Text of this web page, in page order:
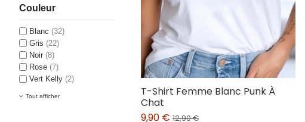
T-Shirt Femme Blanc Punk À
Chat
9,90 € 12,90 €
Couleur
Blanc (32)
Gris (22)
Noir (8)
Rose (7)
Vert Kelly (2)
Tout afficher